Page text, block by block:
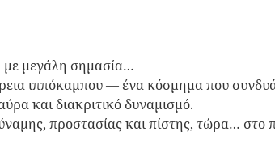
μεγάλη σημασία…
ιππόκαμπου — ένα κόσμημα που
και διακριτικό δυναμισμό.
προστασίας και πίστης, τώρα… στο